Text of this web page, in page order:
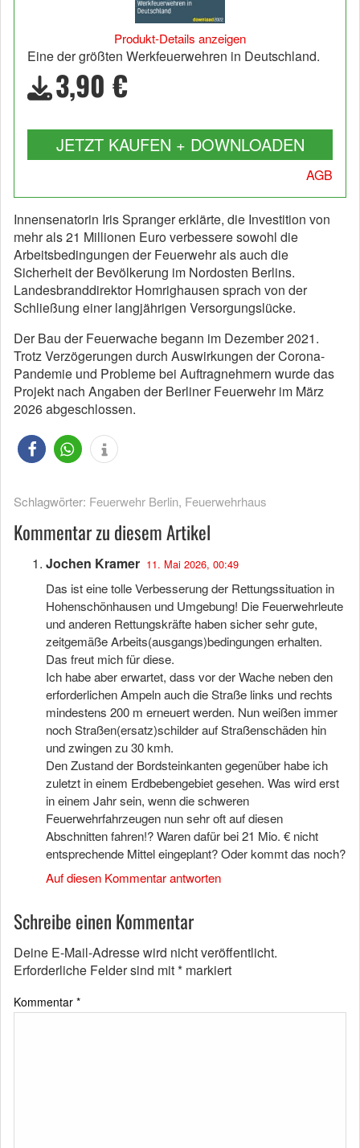
Produkt-Details anzeigen
Eine der größten Werkfeuerwehren in Deutschland.
3,90 €
JETZT KAUFEN + DOWNLOADEN
AGB
Innensenatorin Iris Spranger erklärte, die Investition von
mehr als 21 Millionen Euro verbessere sowohl die
Arbeitsbedingungen der Feuerwehr als auch die
Sicherheit der Bevölkerung im Nordosten Berlins.
Landesbranddirektor Homrighausen sprach von der
Schließung einer langjährigen Versorgungslücke.
Der Bau der Feuerwache begann im Dezember 2021.
Trotz Verzögerungen durch Auswirkungen der Corona-
Pandemie und Probleme bei Auftragnehmern wurde das
Projekt nach Angaben der Berliner Feuerwehr im März
2026 abgeschlossen.
Schlagwörter: Feuerwehr Berlin, Feuerwehrhaus
Kommentar zu diesem Artikel
Jochen Kramer 11. Mai 2026, 00:49
Das ist eine tolle Verbesserung der Rettungssituation in
Hohenschönhausen und Umgebung! Die Feuerwehrleute
und anderen Rettungskräfte haben sicher sehr gute,
zeitgemäße Arbeits(ausgangs)bedingungen erhalten.
Das freut mich für diese.
Ich habe aber erwartet, dass vor der Wache neben den
erforderlichen Ampeln auch die Straße links und rechts
mindestens 200 m erneuert werden. Nun weißen immer
noch Straßen(ersatz)schilder auf Straßenschäden hin
und zwingen zu 30 kmh.
Den Zustand der Bordsteinkanten gegenüber habe ich
zuletzt in einem Erdbebengebiet gesehen. Was wird erst
in einem Jahr sein, wenn die schweren
Feuerwehrfahrzeugen nun sehr oft auf diesen
Abschnitten fahren!? Waren dafür bei 21 Mio. € nicht
entsprechende Mittel eingeplant? Oder kommt das noch?
Auf diesen Kommentar antworten
Schreibe einen Kommentar
Deine E-Mail-Adresse wird nicht veröffentlicht.
Erforderliche Felder sind mit* markiert
Kommentar *